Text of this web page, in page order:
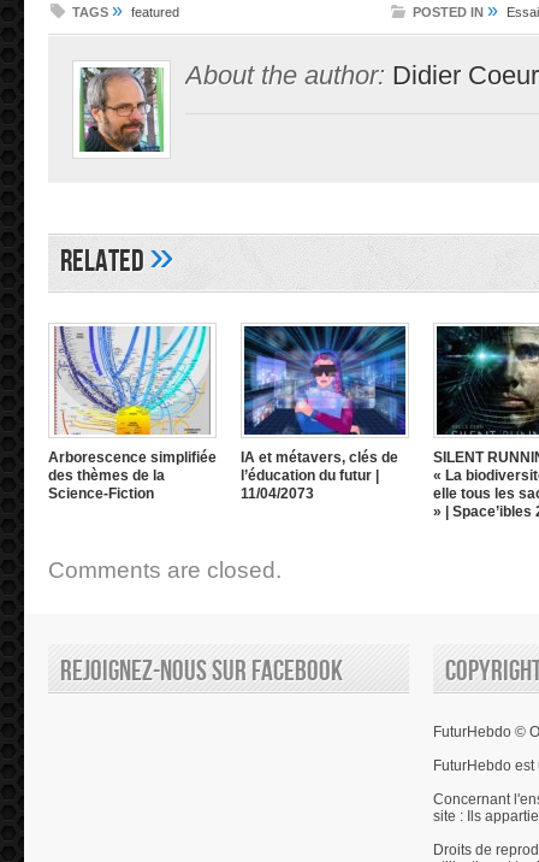
TAGS » featured POSTED IN »
About the author: Didier
Related»
Arborescence simplifiée
des thèmes de la
Science-Fiction
IA et métavers, clés de
l’éducation du futur |
11/04/2073
SILENT
« La
elle tous les
» | Space’ibles
Comments are closed.
Rejoignez-nous sur Facebook
FuturHebdo ©
FuturHebdo
Concernant
site : Ils
Droits de